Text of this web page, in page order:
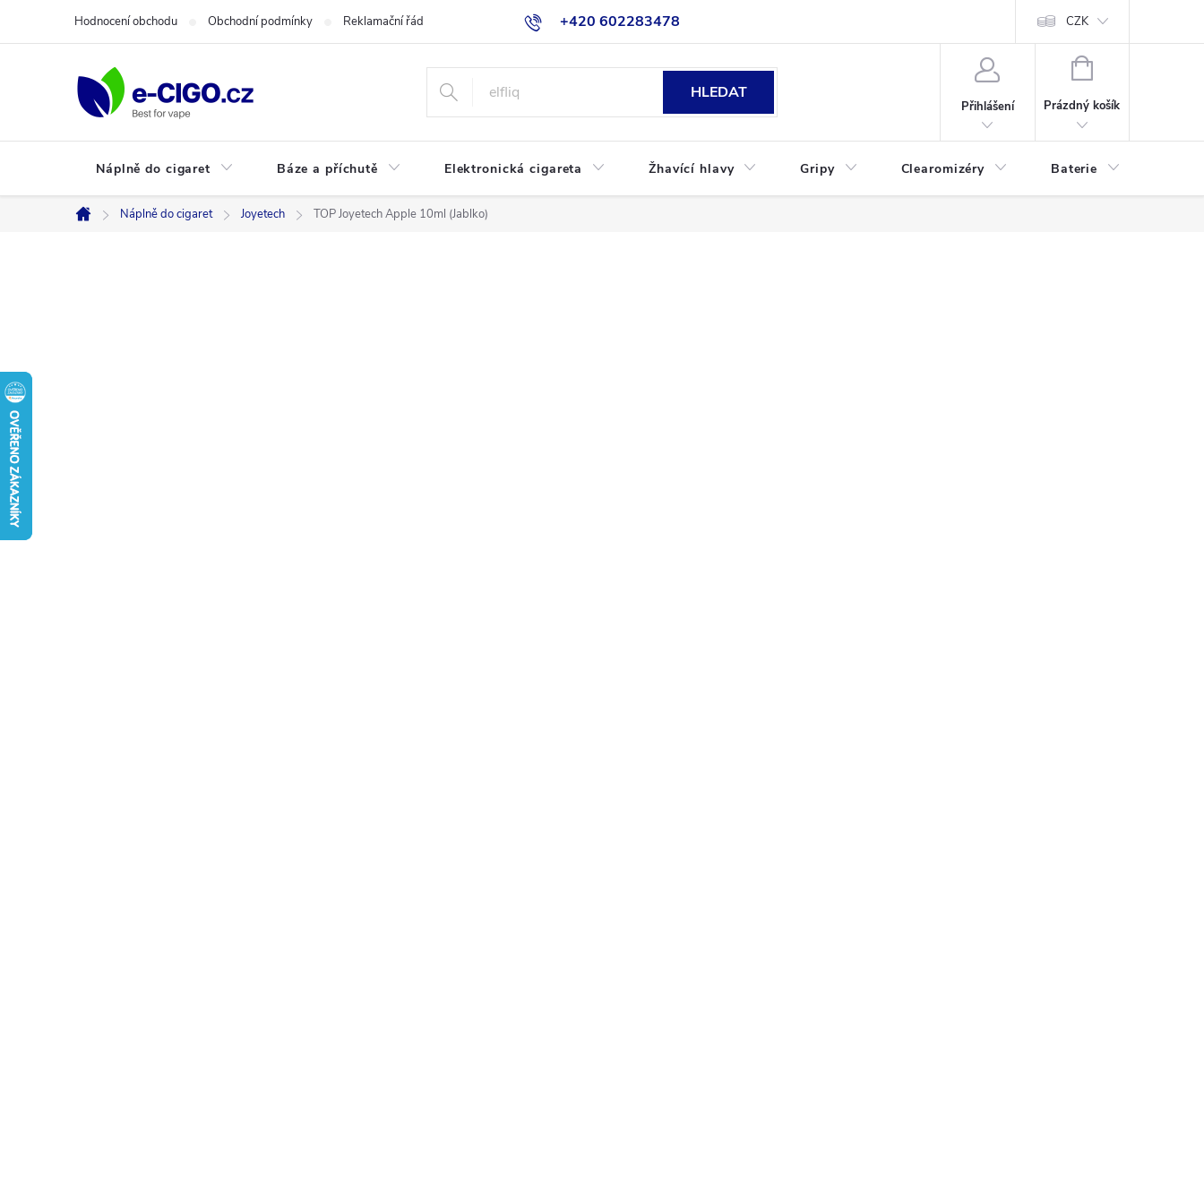
+420 602283478
Hodnocení obchodu Obchodní podmínky Reklamační řád Jak nakupovat CZK
HLEDAT
Přihlášení
NÁKUPNÍ
Prázdný košík
Náplně do cigaret Báze a příchutě Elektronická cigareta Žhavící hlavy Gripy Clearomizéry Baterie
Domů
Náplně do cigaret Joyetech TOP Joyetech Apple 10ml (Jablko)